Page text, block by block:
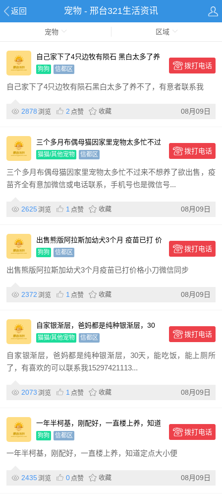
返回 宠物 - 邢台321生活资讯
宠物 区域
自己家下了4只边牧有陨石 黑白太多了养
不了，有意者联系我
狗狗 信都区 拨打电话
自己家下了4只边牧有陨石黑白太多了养不了，有意者联系我
2878 浏览 2 点赞 收藏 08月09日
三个多月布偶母猫因家里宠物太多忙不过
来不想养了欲出售，疫苗齐
猫猫/其他宠物 信都区 拨打电话
三个多月布偶母猫因家里宠物太多忙不过来不想养了欲出售，疫
苗齐全有意加微信或电话联系，手机号也是微信号...
2625 浏览 1 点赞 收藏 08月09日
出售熊版阿拉斯加幼犬3个月 疫苗已打 价
格小刀 微信同
狗狗 信都区 拨打电话
出售熊版阿拉斯加幼犬3个月疫苗已打价格小刀微信同步
2372 浏览 1 点赞 收藏 08月09日
自家银渐层，爸妈都是纯种银渐层，30
天，能吃饭，能上厕所了，
猫猫/其他宠物 信都区 拨打电话
自家银渐层，爸妈都是纯种银渐层，30天，能吃饭，能上厕所
了，有喜欢的可以联系我15297421113...
2073 浏览 1 点赞 收藏 08月09日
一年半柯基，刚配好，一直楼上养，知道
定点大小便
狗狗 信都区 拨打电话
一年半柯基，刚配好，一直楼上养，知道定点大小便
2435 浏览 0 点赞 收藏 08月09日